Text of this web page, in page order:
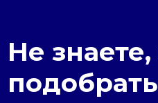
Не знаете,